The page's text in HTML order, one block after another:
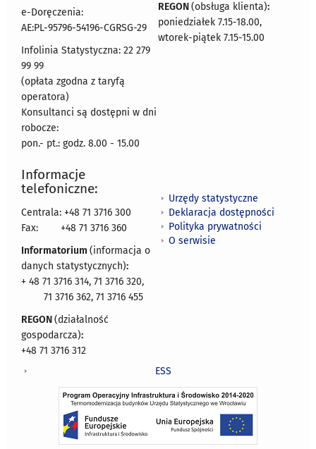
e-Doręczenia:
AE:PL-95796-54196-CGRSG-29
Infolinia Statystyczna: 22 279
99 99
(opłata zgodna z taryfą
operatora)
Konsultanci są dostępni w dni
robocze:
pon.- pt.: godz. 8.00 - 15.00
REGON(obsługa klienta):
poniedziałek 7.15-18.00,
wtorek-piątek 7.15-15.00
Informacje
telefoniczne:
Centrala: +48 71 3716 300
Fax:
+48 71 3716 360
Informatorium (informacja o
danych statystycznych):
+ 48 71 3716 314, 71 3716 320,
71 3716 362, 71 3716 455
REGON(działalność
gospodarcza):
+48 71 3716 312
Urzędy statystyczne
Deklaracja dostępności
Polityka prywatności
O serwisie
ESS